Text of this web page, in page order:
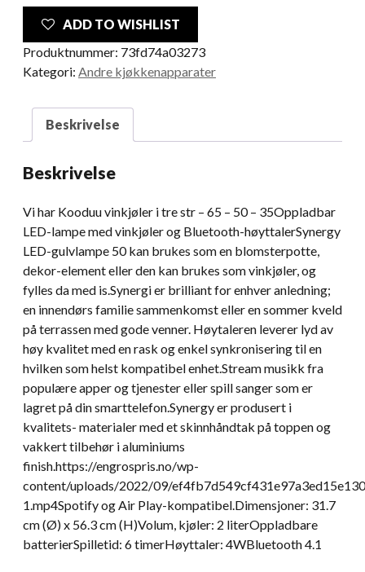
ADD TO WISHLIST
Produktnummer: 73fd74a03273
Kategori: Andre kjøkkenapparater
Beskrivelse
Beskrivelse
Vi har Kooduu vinkjøler i tre str – 65 – 50 – 35Oppladbar
LED-lampe med vinkjøler og Bluetooth-høyttalerSynergy
LED-gulvlampe 50 kan brukes som en blomsterpotte,
dekor-element eller den kan brukes som vinkjøler, og
fylles da med is.Synergi er brilliant for enhver anledning;
en innendørs familie sammenkomst eller en sommer kveld
på terrassen med gode venner. Høytaleren leverer lyd av
høy kvalitet med en rask og enkel synkronisering til en
hvilken som helst kompatibel enhet.Stream musikk fra
populære apper og tjenester eller spill sanger som er
lagret på din smarttelefon.Synergy er produsert i
kvalitets- materialer med et skinnhåndtak på toppen og
vakkert tilbehør i aluminiums
finish.https://engrospris.no/wp-
content/uploads/2022/09/
1.mp4Spotify og Air Play-kompatibel.Dimensjoner: 31.7
cm (Ø) x 56.3 cm (H)Volum, kjøler: 2 literOppladbare
batterierSpilletid: 6 timerHøyttaler: 4WBluetooth 4.1